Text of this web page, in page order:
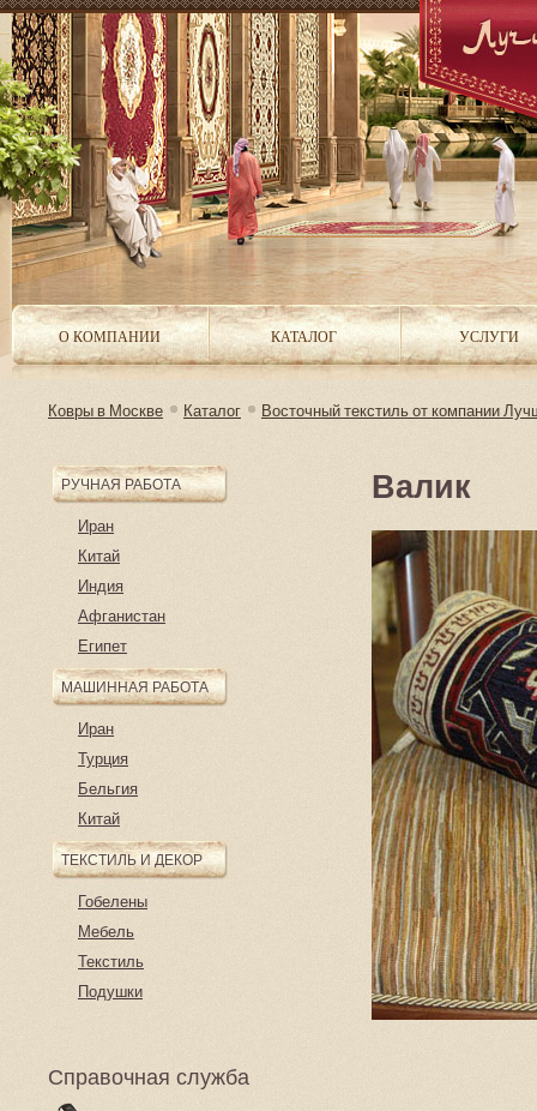
Ковры в Москве Каталог Восточный текстиль от компании
РУЧНАЯ РАБОТА
Иран
Китай
Индия
Афганистан
Египет
МАШИННАЯ РАБОТА
Иран
Турция
Бельгия
Китай
ТЕКСТИЛЬ И ДЕКОР
Гобелены
Мебель
Текстиль
Подушки
Справочная служба
Валик
О КОМПАНИИ КАТАЛОГ УСЛУГИ